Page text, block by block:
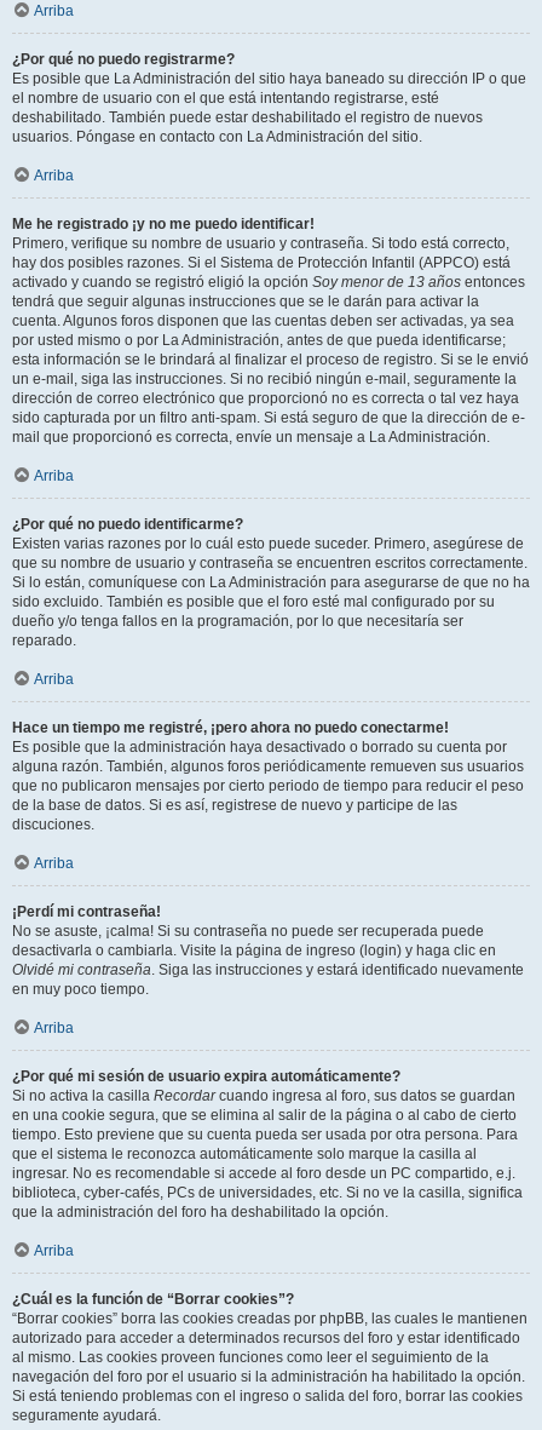
Arriba
¿Por qué no puedo registrarme?
Es posible que La Administración del sitio haya baneado su dirección IP o que
el nombre de usuario con el que está intentando registrarse, esté
deshabilitado. También puede estar deshabilitado el registro de nuevos
usuarios. Póngase en contacto con La Administración del sitio.
Arriba
Me he registrado ¡y no me puedo identificar!
Primero, verifique su nombre de usuario y contraseña. Si todo está correcto,
hay dos posibles razones. Si el Sistema de Protección Infantil (APPCO) está
activado y cuando se registró eligió la opción Soy menor de 13 años entonces
tendrá que seguir algunas instrucciones que se le darán para activar la
cuenta. Algunos foros disponen que las cuentas deben ser activadas, ya sea
por usted mismo o por La Administración, antes de que pueda identificarse;
esta información se le brindará al finalizar el proceso de registro. Si se le envió
un e-mail, siga las instrucciones. Si no recibió ningún e-mail, seguramente la
dirección de correo electrónico que proporcionó no es correcta o tal vez haya
sido capturada por un filtro anti-spam. Si está seguro de que la dirección de e-
mail que proporcionó es correcta, envíe un mensaje a La Administración.
Arriba
¿Por qué no puedo identificarme?
Existen varias razones por lo cuál esto puede suceder. Primero, asegúrese de
que su nombre de usuario y contraseña se encuentren escritos correctamente.
Si lo están, comuníquese con La Administración para asegurarse de que no ha
sido excluido. También es posible que el foro esté mal configurado por su
dueño y/o tenga fallos en la programación, por lo que necesitaría ser
reparado.
Arriba
Hace un tiempo me registré, ¡pero ahora no puedo conectarme!
Es posible que la administración haya desactivado o borrado su cuenta por
alguna razón. También, algunos foros periódicamente remueven sus usuarios
que no publicaron mensajes por cierto periodo de tiempo para reducir el peso
de la base de datos. Si es así, registrese de nuevo y participe de las
discuciones.
Arriba
¡Perdí mi contraseña!
No se asuste, ¡calma! Si su contraseña no puede ser recuperada puede
desactivarla o cambiarla. Visite la página de ingreso (login) y haga clic en
Olvidé mi contraseña. Siga las instrucciones y estará identificado nuevamente
en muy poco tiempo.
Arriba
¿Por qué mi sesión de usuario expira automáticamente?
Si no activa la casilla Recordarcuando ingresa al foro, sus datos se guardan
en una cookie segura, que se elimina al salir de la página o al cabo de cierto
tiempo. Esto previene que su cuenta pueda ser usada por otra persona. Para
que el sistema le reconozca automáticamente solo marque la casilla al
ingresar. No es recomendable si accede al foro desde un PC compartido, e.j.
biblioteca, cyber-cafés, PCs de universidades, etc. Si no ve la casilla, significa
que la administración del foro ha deshabilitado la opción.
Arriba
¿Cuál es la función de “Borrar cookies”?
“Borrar cookies” borra las cookies creadas por phpBB, las cuales le mantienen
autorizado para acceder a determinados recursos del foro y estar identificado
al mismo. Las cookies proveen funciones como leer el seguimiento de la
navegación del foro por el usuario si la administración ha habilitado la opción.
Si está teniendo problemas con el ingreso o salida del foro, borrar las cookies
seguramente ayudará.